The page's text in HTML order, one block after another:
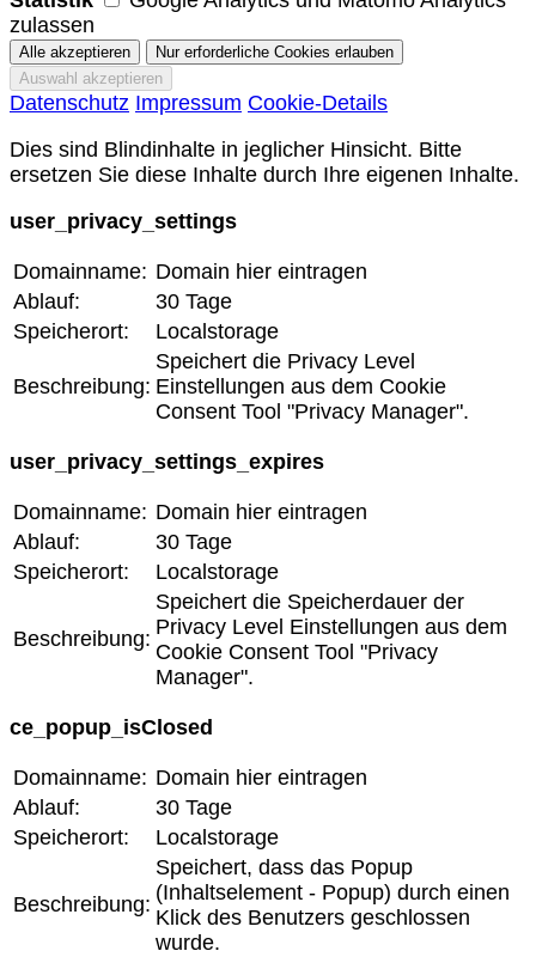
zulassen
Datenschutz Impressum Cookie-Details
Dies sind Blindinhalte in jeglicher Hinsicht. Bitte
ersetzen Sie diese Inhalte durch Ihre eigenen Inhalte.
user_privacy_settings
Domainname: Domain hier eintragen
Ablauf:
30 Tage
Speicherort:
Localstorage
Beschreibung:
Speichert die Privacy Level
Einstellungen aus dem Cookie
Consent Tool "Privacy Manager".
user_privacy_settings_expires
Domainname: Domain hier eintragen
Ablauf:
30 Tage
Speicherort:
Localstorage
Beschreibung:
Speichert die Speicherdauer der
Privacy Level Einstellungen aus dem
Cookie Consent Tool "Privacy
Manager".
ce_popup_isClosed
Domainname: Domain hier eintragen
Ablauf:
30 Tage
Speicherort:
Localstorage
Beschreibung:
Speichert, dass das Popup
(Inhaltselement - Popup) durch einen
Klick des Benutzers geschlossen
wurde.